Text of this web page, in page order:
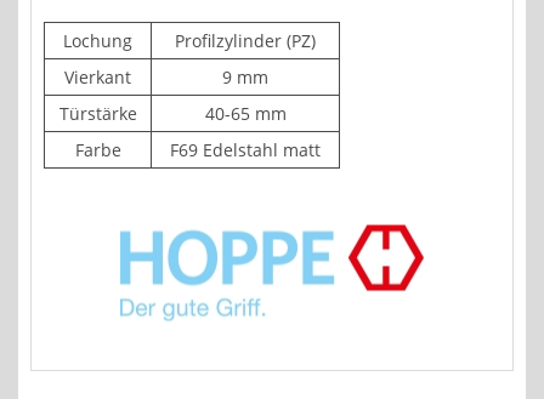
Lochung
Profilzylinder (PZ)
Vierkant
9 mm
Türstärke
40-65 mm
Farbe
F69 Edelstahl matt